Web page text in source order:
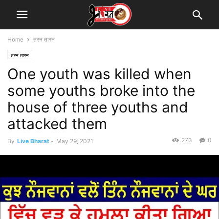
Home तरन तारन
तरन तारन
One youth was killed when
some youths broke into the
house of three youths and
attacked them
By Live Bharat - May 29, 2021 0
273